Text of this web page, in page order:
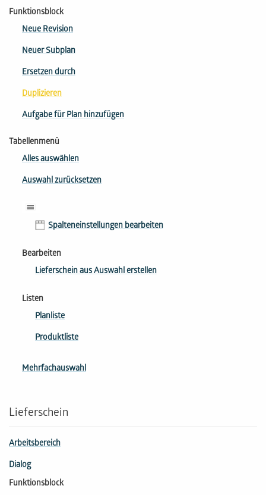
Funktionsblock
Neue Revision
Neuer Subplan
Ersetzen durch
Duplizieren
Aufgabe für Plan hinzufügen
Tabellenmenü
Alles auswählen
Auswahl zurücksetzen
Spalteneinstellungen bearbeiten
Bearbeiten
Lieferschein aus Auswahl erstellen
Listen
Planliste
Produktliste
Mehrfachauswahl
Lieferschein
Arbeitsbereich
Dialog
Funktionsblock